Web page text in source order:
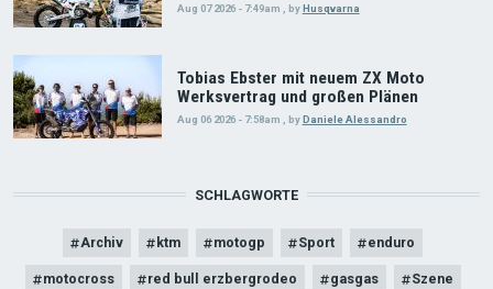
Aug 07 2026 - 7:49am byHusqvarna
Tobias Ebster mit neuem ZX Moto
Werksvertrag und großen Plänen
Aug 06 2026 - 7:58am byDaniele Alessandro
SCHLAGWORTE
Archiv ktm motogp Sport enduro
motocross red bull erzbergrodeo gasgas Szene